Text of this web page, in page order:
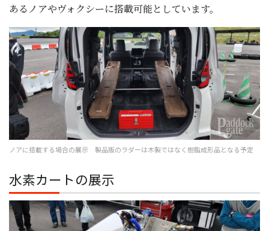
あるノアやヴォクシーに搭載可能としています。
ノアに搭載する場合の展示 製品版のラダーは木製ではなく樹脂成形品となる予定
水素カートの展示